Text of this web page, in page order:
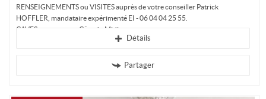
RENSEIGNEMENTS ou VISITES auprès de votre conseiller Patrick
HOFFLER, mandataire expérimenté EI - 06 04 04 25 55.
CAVES, terre et mer, Côte du Midi,...
Détails
Partager